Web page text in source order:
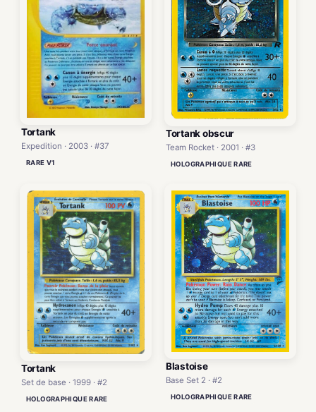
Tortank
Expedition · 2003 · #37
RARE V1
Tortank obscur
Team Rocket · 2001 · #3
HOLOGRAPHIQUE RARE
Tortank
Set de base · 1999 · #2
HOLOGRAPHIQUE RARE
Blastoise
Base Set 2 · #2
HOLOGRAPHIQUE RARE